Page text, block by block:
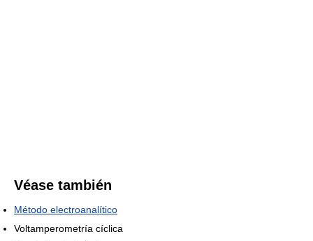
Véase también
Método electroanalítico
Voltamperometría cíclica